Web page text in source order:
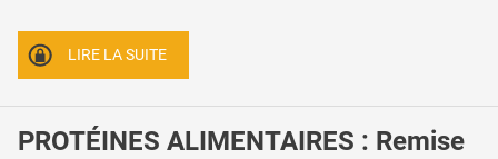
LIRE LA SUITE
PROTÉINES ALIMENTAIRES : Remise